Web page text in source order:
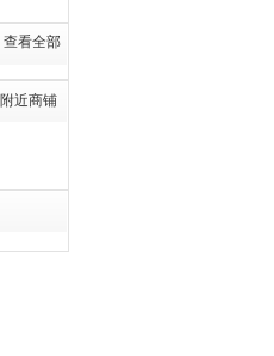
查看全部
附近商铺